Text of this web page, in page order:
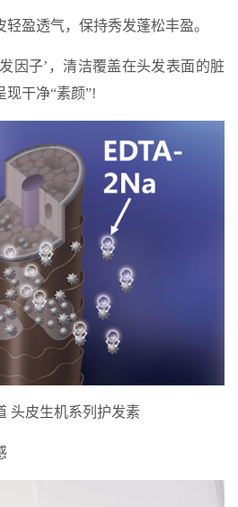
盈透气，保持秀发蓬松丰盈。
子’，清洁覆盖在头发表面的脏
现干净“素颜”!
皮生机系列护发素